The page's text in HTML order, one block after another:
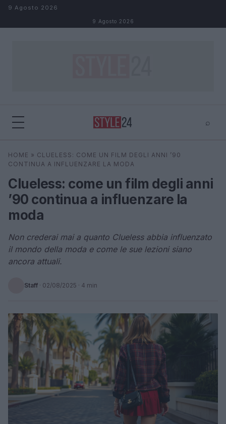
Salta al contenuto
9 Agosto 2026
9 Agosto 2026
⌕
Cerca
HOME » CLUELESS: COME UN FILM DEGLI ANNI ’90
CONTINUA A INFLUENZARE LA MODA
Clueless: come un film degli anni
’90 continua a influenzare la
moda
Non crederai mai a quanto Clueless abbia influenzato
il mondo della moda e come le sue lezioni siano
ancora attuali.
Staff · 02/08/2025 · 4 min